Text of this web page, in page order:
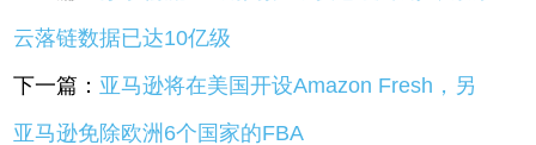
云落链数据已达10亿级
下一篇： 亚马逊将在美国开设Amazon Fresh，另
亚马逊免除欧洲6个国家的FBA